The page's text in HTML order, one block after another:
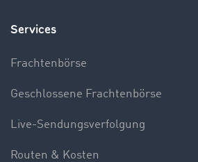
Services
Frachtenbörse
Geschlossene Frachtenbörse
Live-Sendungsverfolgung
Routen & Kosten